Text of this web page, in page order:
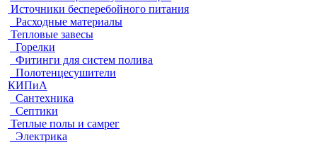
Источники бесперебойного питания
Расходные материалы
Тепловые завесы
Горелки
Фитинги для систем полива
Полотенцесушители
КИПиА
Сантехника
Септики
Теплые полы и самрег
Электрика